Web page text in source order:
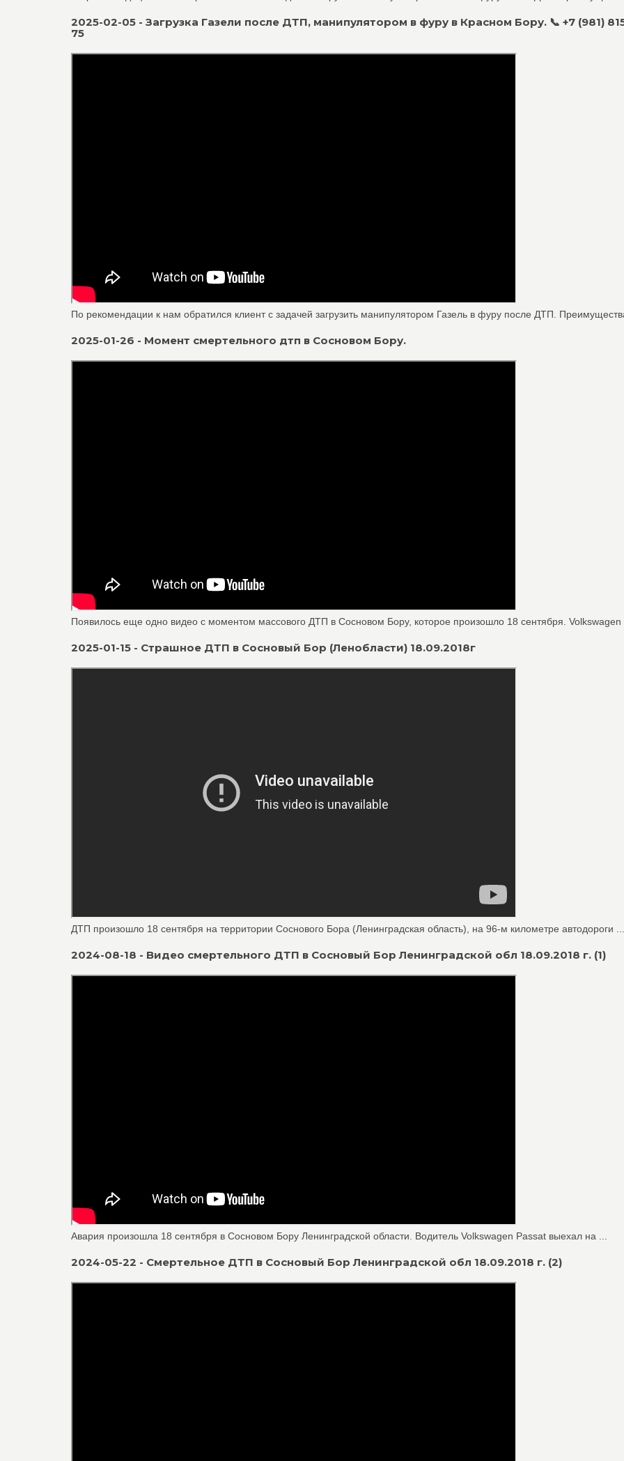
2025-02-05 - Загрузка Газели после ДТП, манипулятором в фуру в Красном Бору. 📞 +7 (981)
75
По рекомендации к нам обратился клиент с задачей загрузить манипулятором Газель в фуру после ДТП.
2025-01-26 - Момент смертельного дтп в Сосновом Бору.
Появилось еще одно видео с моментом массового ДТП в Сосновом Бору, которое произошло 18 сентября. Volkswagen
2025-01-15 - Страшное ДТП в Сосновый Бор (Ленобласти) 18.09.2018г
ДТП произошло 18 сентября на территории Соснового Бора (Ленинградская область), на 96-м километре автодороги ...
2024-08-18 - Видео смертельного ДТП в Сосновый Бор Ленинградской обл 18.09.2018 г. (1)
Авария произошла 18 сентября в Сосновом Бору Ленинградской области. Водитель Volkswagen Passat выехал на ...
2024-05-22 - Смертельное ДТП в Сосновый Бор Ленинградской обл 18.09.2018 г. (2)